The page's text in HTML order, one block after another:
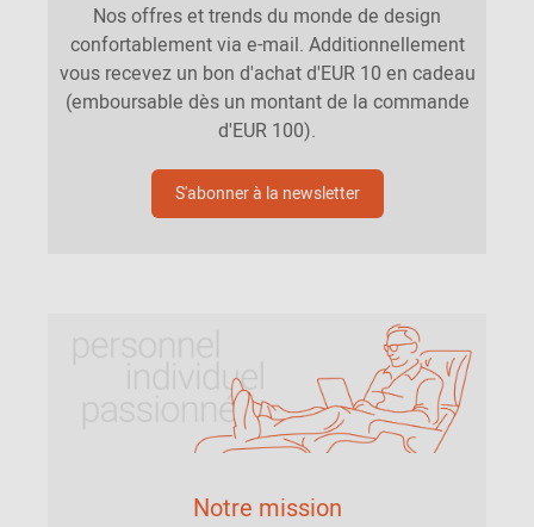
Nos offres et trends du monde de design
confortablement via e-mail. Additionnellement
vous recevez un bon d'achat d'EUR 10 en cadeau
(emboursable dès un montant de la commande
d'EUR 100).
S'abonner à la newsletter
Notre mission